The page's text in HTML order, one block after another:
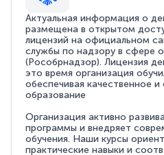
Актуальная информация о
размещена в открытом
лицензий на официальном
службы по надзору в сфере
(Рособрнадзор). Лицензия
это время организация
обеспечивая качественное
образование
Организация активно
программы и внедряет
обучения. Наши курсы
практические навыки и